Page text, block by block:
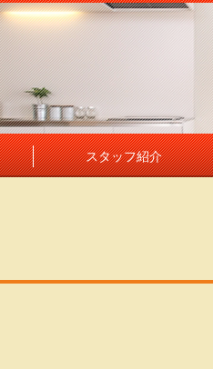
スタッフ紹介